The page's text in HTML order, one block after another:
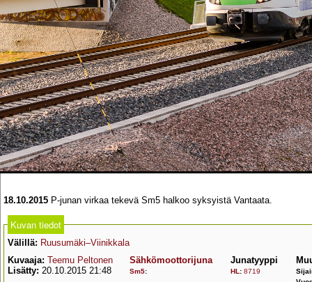
18.10.2015 P-junan virkaa tekevä Sm5 halkoo syksyistä Vantaata.
Kuvan tiedot
Välillä: Ruusumäki–Viinikkala
Kuvaaja: Teemu Peltonen
Lisätty: 20.10.2015 21:48
Sähkömoottorijuna
Sm5:
Junatyyppi
HL: 8719